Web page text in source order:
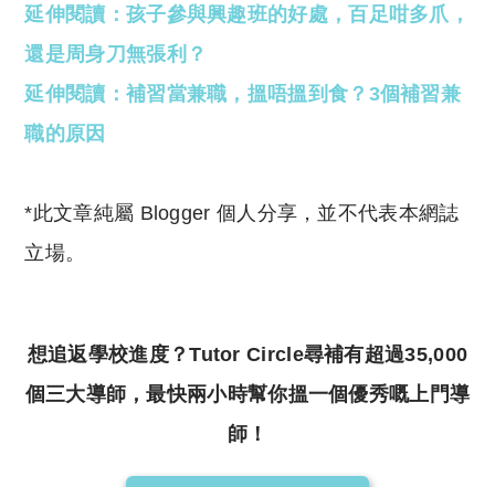
延伸閱讀：孩子參與興趣班的好處，百足咁多爪，
還是周身刀無張利？
延伸閱讀：補習當兼職，搵唔搵到食？3個補習兼
職的原因
*此文章純屬 Blogger 個人分享，並不代表本網誌
立場。
想追返學校進度？Tutor Circle尋補有超過35,000
個三大導師，最快兩小時幫你搵一個優秀嘅上門導
師！